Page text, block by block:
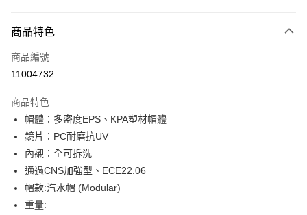
信用卡一次付款
信用卡分期付款
合作金庫商業銀行
華南商業銀行
彰化商業銀行
上海商業儲蓄銀行
國泰世華商業銀行
臺灣中小企業銀行
匯豐（台灣）商業銀行
聯邦商業銀行
元大商業銀行
超商取貨付款
LINE Pay
Apple Pay
街口支付
商品特色
商品編號
11004732
商品特色
帽體：多密度EPS、KPA塑材帽體
鏡片：PC耐磨抗UV
內襯：全可拆洗
通過CNS加強型、ECE22.06
帽款:汽水帽 (Modular)
重量: